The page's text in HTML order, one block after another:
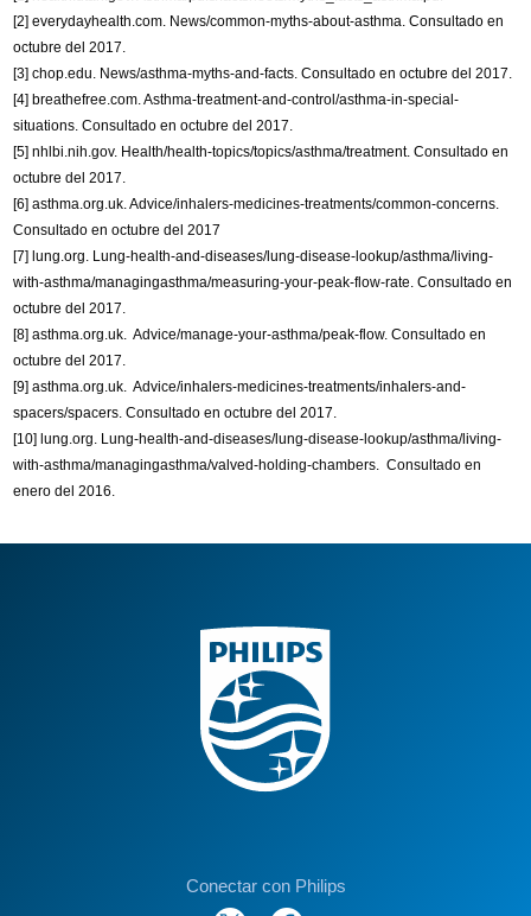
[2] everydayhealth.com. News/common-myths-about-asthma. Consultado en
octubre del 2017.
[3] chop.edu. News/asthma-myths-and-facts. Consultado en octubre del 2017.
[4] breathefree.com. Asthma-treatment-and-control/asthma-in-special-
situations. Consultado en octubre del 2017.
[5] nhlbi.nih.gov. Health/health-topics/topics/asthma/treatment. Consultado en
octubre del 2017.
[6] asthma.org.uk. Advice/inhalers-medicines-treatments/common-concerns.
Consultado en octubre del 2017
[7] lung.org. Lung-health-and-diseases/lung-disease-lookup/asthma/living-
with-asthma/managingasthma/measuring-your-peak-flow-rate. Consultado en
octubre del 2017.
[8] asthma.org.uk. Advice/manage-your-asthma/peak-flow. Consultado en
octubre del 2017.
[9] asthma.org.uk. Advice/inhalers-medicines-treatments/inhalers-and-
spacers/spacers. Consultado en octubre del 2017.
[10] lung.org. Lung-health-and-diseases/lung-disease-lookup/asthma/living-
with-asthma/managingasthma/valved-holding-chambers. Consultado en
enero del 2016.
Conectar con Philips